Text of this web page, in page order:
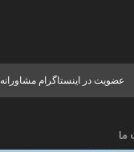
عضویت در اینستاگرام مشاورانه
ما